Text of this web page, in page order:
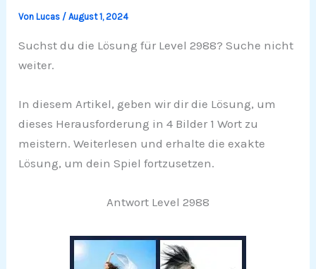
VonLucas /August 1, 2024
Suchst du die Lösung für Level 2988? Suche nicht
weiter.
In diesem Artikel, geben wir dir die Lösung, um
dieses Herausforderung in 4 Bilder 1 Wort zu
meistern. Weiterlesen und erhalte die exakte
Lösung, um dein Spiel fortzusetzen.
Antwort Level 2988